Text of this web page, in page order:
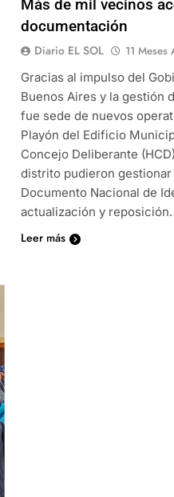
Más de mil vecinos
documentación
Diario EL SOL 11 Meses
Gracias al impulso del
Buenos Aires y la gestión
fue sede de nuevos
Playón del Edificio
Concejo Deliberante
distrito pudieron
Documento Nacional de
actualización y
Leer más